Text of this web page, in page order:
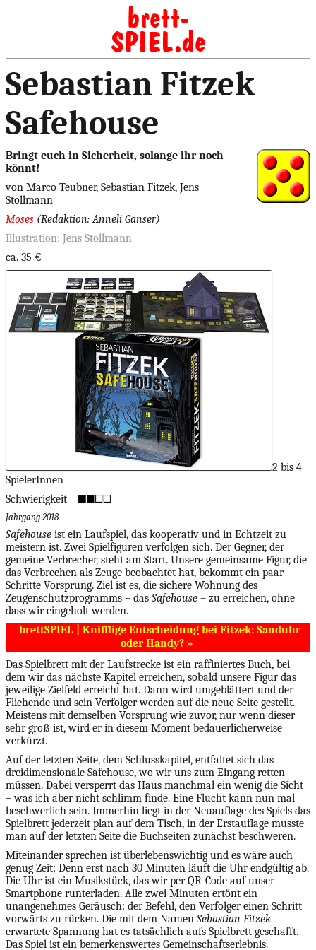
Sebastian Fitzek
Safehouse
Bringt euch in Sicherheit, solange ihr noch
könnt!
von Marco Teubner, Sebastian Fitzek, Jens
Stollmann
Moses (Redaktion: Anneli Ganser)
Illustration: Jens Stollmann
ca. 35 €
2 bis 4
SpielerInnen
Schwierigkeit
Jahrgang 2018
Safehouse ist ein Laufspiel, das kooperativ und in Echtzeit zu
meistern ist. Zwei Spielfiguren verfolgen sich. Der Gegner, der
gemeine Verbrecher, steht am Start. Unsere gemeinsame Figur, die
das Verbrechen als Zeuge beobachtet hat, bekommt ein paar
Schritte Vorsprung. Ziel ist es, die sichere Wohnung des
Zeugenschutzprogramms – das Safehouse – zu erreichen, ohne
dass wir eingeholt werden.
brettSPIEL | Knifflige Entscheidung bei Fitzek: Sanduhr
oder Handy? »
Das Spielbrett mit der Laufstrecke ist ein raffiniertes Buch, bei
dem wir das nächste Kapitel erreichen, sobald unsere Figur das
jeweilige Zielfeld erreicht hat. Dann wird umgeblättert und der
Fliehende und sein Verfolger werden auf die neue Seite gestellt.
Meistens mit demselben Vorsprung wie zuvor, nur wenn dieser
sehr groß ist, wird er in diesem Moment bedauerlicherweise
verkürzt.
Auf der letzten Seite, dem Schlusskapitel, entfaltet sich das
dreidimensionale Safehouse, wo wir uns zum Eingang retten
müssen. Dabei versperrt das Haus manchmal ein wenig die Sicht
– was ich aber nicht schlimm finde. Eine Flucht kann nun mal
beschwerlich sein. Immerhin liegt in der Neuauflage des Spiels das
Spielbrett jederzeit plan auf dem Tisch, in der Erstauflage musste
man auf der letzten Seite die Buchseiten zunächst beschweren.
Miteinander sprechen ist überlebenswichtig und es wäre auch
genug Zeit: Denn erst nach 30 Minuten läuft die Uhr endgültig ab.
Die Uhr ist ein Musikstück, das wir per QR-Code auf unser
Smartphone runterladen. Alle zwei Minuten ertönt ein
unangenehmes Geräusch: der Befehl, den Verfolger einen Schritt
vorwärts zu rücken. Die mit dem Namen Sebastian Fitzek
erwartete Spannung hat es tatsächlich aufs Spielbrett geschafft.
Das Spiel ist ein bemerkenswertes Gemeinschaftserlebnis.